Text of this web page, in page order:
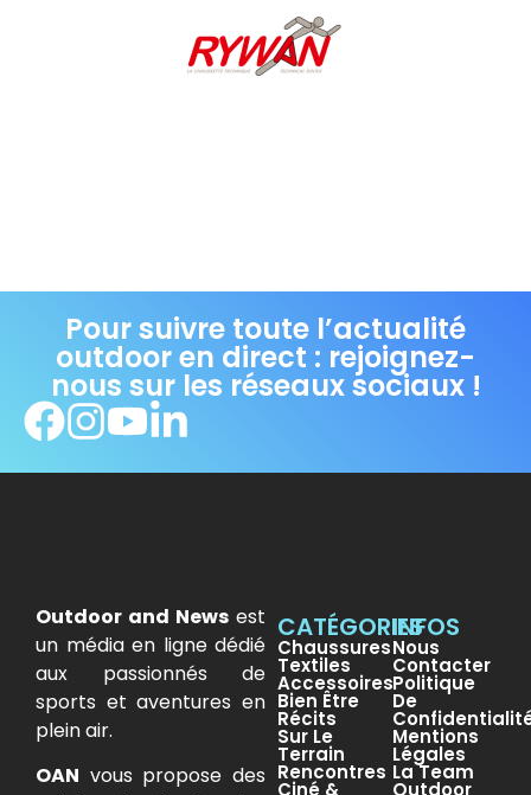
Pour suivre toute l’actualité
outdoor en direct : rejoignez-
nous sur les réseaux sociaux !
Outdoor and News est
un média en ligne dédié
aux passionnés de
sports et aventures en
plein air.
OAN vous propose des
CATÉGORIES
Chaussures
Textiles
Accessoires
Bien Être
Récits
Sur Le
Terrain
Rencontres
Ciné &
INFOS
Nous
Contacter
Politique
De
Mentions
Légales
La Team
Outdoor